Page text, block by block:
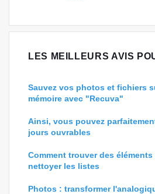
LES MEILLEURS AVIS
Sauvez vos photos et fichiers
mémoire avec "Recuva"
Ainsi, vous pouvez
jours ouvrables
Comment trouver des
nettoyer les listes
Photos : transformer